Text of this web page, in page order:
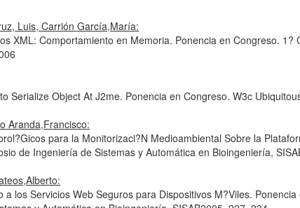
Luis, Carrión García,María:
XML: Comportamiento en Memoria. Ponencia en Congreso.
Serialize Object At J2me. Ponencia en Congreso. W3c
Aranda,Francisco:
para la Monitorizaci?N Medioambiental Sobre la
de Ingeniería de Sistemas y Automática en Bioingeniería,
a los Servicios Web Seguros para Dispositivos M?Viles.